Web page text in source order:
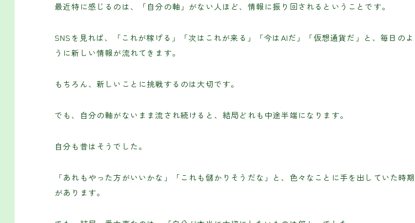
最近特に感じるのは、「自分の軸」がない人ほど、情報に振り回されるということです。
SNSを見れば、「これが稼げる」「次はこれが来る」「今はAIだ」「仮想通貨だ」と、毎日のよ
うに新しい情報が流れてきます。
もちろん、新しいことに挑戦するのは大切です。
でも、自分の軸がないまま流され続けると、結局どれも中途半端になります。
自分も昔はそうでした。
「あれもやった方がいいかな」「これも儲かりそうだな」と、色々なことに手を出していた時期
があります。